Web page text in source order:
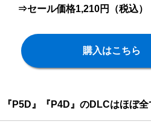
⇒セール価格1,210円（税込）
購入はこちら
P5D』『P4D』のDLCはほぼ全